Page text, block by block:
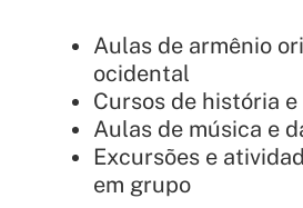
Aulas de armênio
ocidental
Cursos de história
Aulas de música e
Excursões e
em grupo